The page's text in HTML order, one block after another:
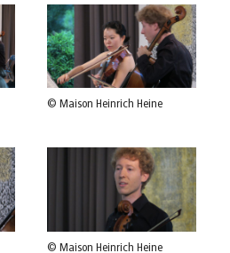
© Maison Heinrich Heine
© Maison Heinrich Heine